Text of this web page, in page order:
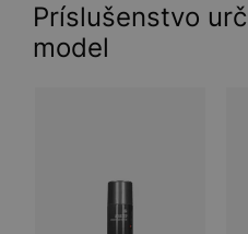
Príslušenstvo
model